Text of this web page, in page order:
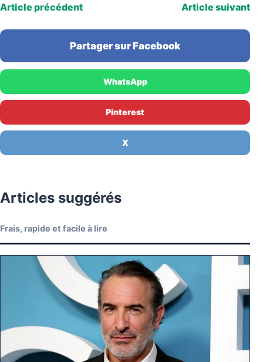
Article précédent Article suivant
Partager sur Facebook
WhatsApp
Pinterest
X
Articles suggérés
Frais, rapide et facile à lire